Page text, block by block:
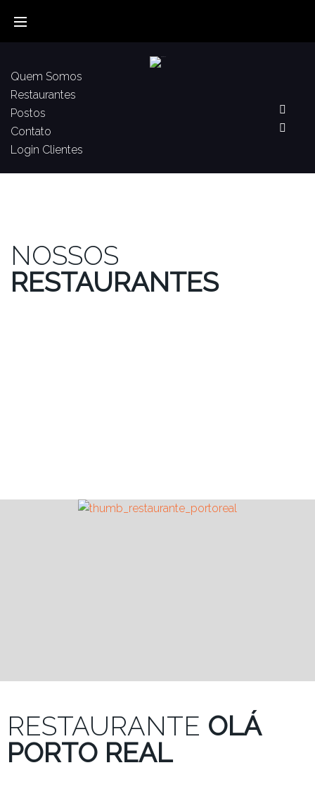
Quem Somos
Restaurantes
Postos
Contato
Login Clientes
NOSSOS
RESTAURANTES
RESTAURANTE OLÁ
PORTO REAL